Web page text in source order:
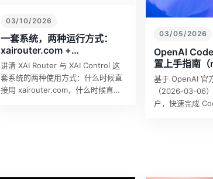
03/10/2026
一套系统，两种运行方式：
xairouter.com +
xaicontrol.com 的组合玩法
讲清 XAI Router 与 XAI Control 这
套系统的两种使用方式：什么时候直
接用 xairouter.com，什么时候直接
03/05/2026
OpenAI
置上手指南
Windows）
基于 OpenAI 官
（2026-03-06
户，快速完成